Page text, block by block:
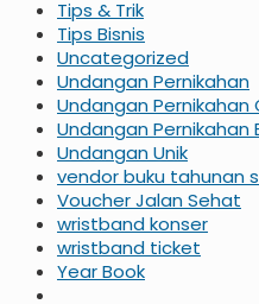
Tips & Trik
Tips Bisnis
Uncategorized
Undangan Pernikahan
Undangan Pernikahan
Undangan Pernikahan
Undangan Unik
vendor buku tahunan
Voucher Jalan Sehat
wristband konser
wristband ticket
Year Book